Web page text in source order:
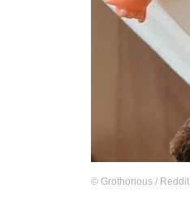
© Grothorious / Reddit